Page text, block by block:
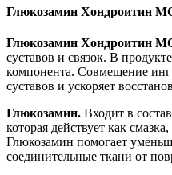
Глюкозамин Хондроитин
Глюкозамин Хондроитин
суставов и связок. В
компонента. Совмещение
суставов и ускоряет
Глюкозамин. Входит в
которая действует как
Глюкозамин помогает
соединительные ткани от